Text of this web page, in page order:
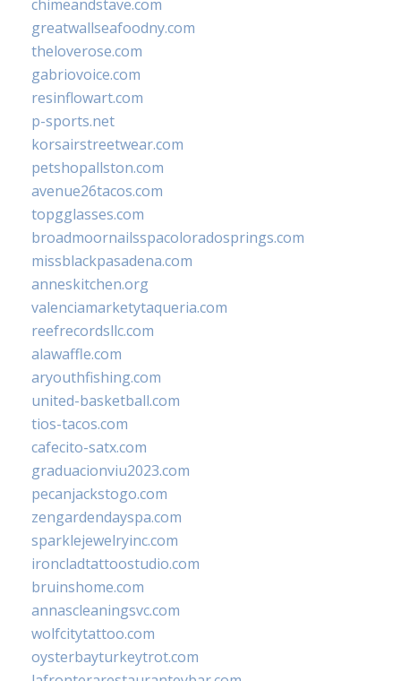
chimeandstave.com
greatwallseafoodny.com
theloverose.com
gabriovoice.com
resinflowart.com
p-sports.net
korsairstreetwear.com
petshopallston.com
avenue26tacos.com
topgglasses.com
broadmoornailsspacoloradosprings.com
missblackpasadena.com
anneskitchen.org
valenciamarketytaqueria.com
reefrecordsllc.com
alawaffle.com
aryouthfishing.com
united-basketball.com
tios-tacos.com
cafecito-satx.com
graduacionviu2023.com
pecanjackstogo.com
zengardendayspa.com
sparklejewelryinc.com
ironcladtattoostudio.com
bruinshome.com
annascleaningsvc.com
wolfcitytattoo.com
oysterbayturkeytrot.com